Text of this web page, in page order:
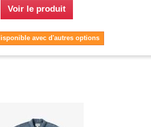
Voir le produit
avec d'autres options